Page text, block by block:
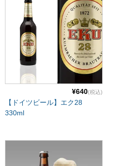
¥640(税込)
【ドイツビール】エク28
330ml